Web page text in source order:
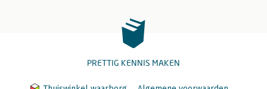
PRETTIG KENNIS MAKEN